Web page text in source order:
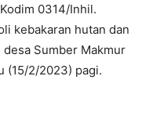
0314/Inhil.
kebakaran hutan dan
Sumber Makmur
(15/2/2023) pagi.